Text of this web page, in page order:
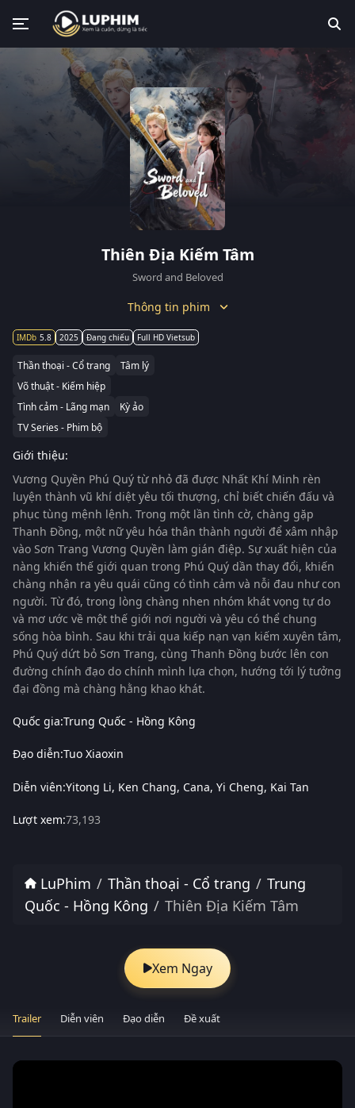
Thiên Địa Kiếm Tâm
Sword and Beloved
Thông tin phim
5.8 2025 Đang chiếu Full HD Vietsub
Thần thoại - Cổ trang
Tâm lý
Võ thuật - Kiếm hiệp
Tình cảm - Lãng mạn
Kỳ ảo
TV Series - Phim bộ
Giới thiệu:
Vương Quyền Phú Quý từ nhỏ đã được Nhất Khí Minh rèn
luyện thành vũ khí diệt yêu tối thượng, chỉ biết chiến đấu và
phục tùng mệnh lệnh. Trong một lần tình cờ, chàng gặp
Thanh Đồng, một nữ yêu hóa thân thành người để xâm nhập
vào Sơn Trang Vương Quyền làm gián điệp. Sự xuất hiện của
nàng khiến thế giới quan trong Phú Quý dần thay đổi, khiến
chàng nhận ra yêu quái cũng có tình cảm và nỗi đau như con
người. Từ đó, trong lòng chàng nhen nhóm khát vọng tự do
và mơ ước về một thế giới nơi người và yêu có thể chung
sống hòa bình. Sau khi trải qua kiếp nạn vạn kiếm xuyên tâm,
Phú Quý dứt bỏ Sơn Trang, cùng Thanh Đồng bước lên con
đường chính đạo do chính mình lựa chọn, hướng tới lý tưởng
đại đồng mà chàng hằng khao khát.
Quốc gia:Trung Quốc - Hồng Kông
Đạo diễn:Tuo Xiaoxin
Diễn viên:Yitong Li Ken Chang Cana Yi Cheng Kai Tan
Lượt xem:73,193
LuPhim Thần thoại - Cổ trang
Trung
Quốc - Hồng Kông
Thiên Địa Kiếm Tâm
Xem Ngay
Trailer Diễn viên Đạo diễn Đề xuất